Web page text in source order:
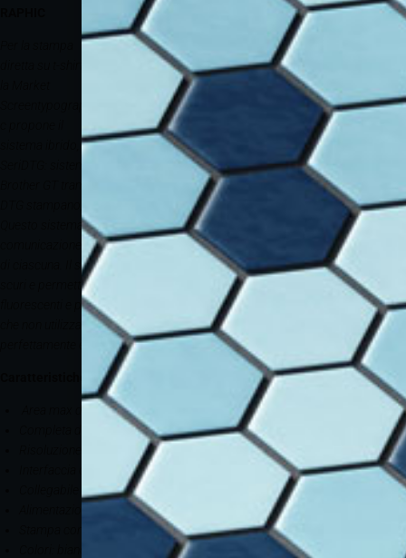
SeriDTG: sistema composto da Goccopro QS2536 combinato con DTG
Brother GT tramite RIP, 4 sagome: 2 fisse e 2 mobili. Goccopro QS2536 e
DTG stampano, entrambi, mezzi toni a modulazione di frequenza, retino FM.
Questo sistema semplifica notevolmente il lavoro perché SeriDTG mette in
comunicazione due tecnologie molto diverse tra loro che valorizza il meglio
di ciascuna. Il sistema SeriDTG esclude l’utilizzo di primer anche su capi
scuri e permette di aggiungere ad ogni stampa diretta, effetti metallici,
fluorescenti e puff. La produzione del telaio digitale con Goccopro QS2536
che non utilizza acqua, chimici, acidi e fonti luminose, rende tutto il sistema
perfettamente eco-sostenibile.
Caratteristiche principali:
Area max di stampa utile 406x535mm
Completa di RIP per l’invio file e gestione retino
Risoluzione di stampa 1200dpi
Interfaccia con Photoshop, Corel Draw e Illustrator
Collegabile un usb
Alimentazione 220V, 50/60Hz
Stampa con inchiostri a base acqua
Colori: bianco, quadricromia, fluo, metallici